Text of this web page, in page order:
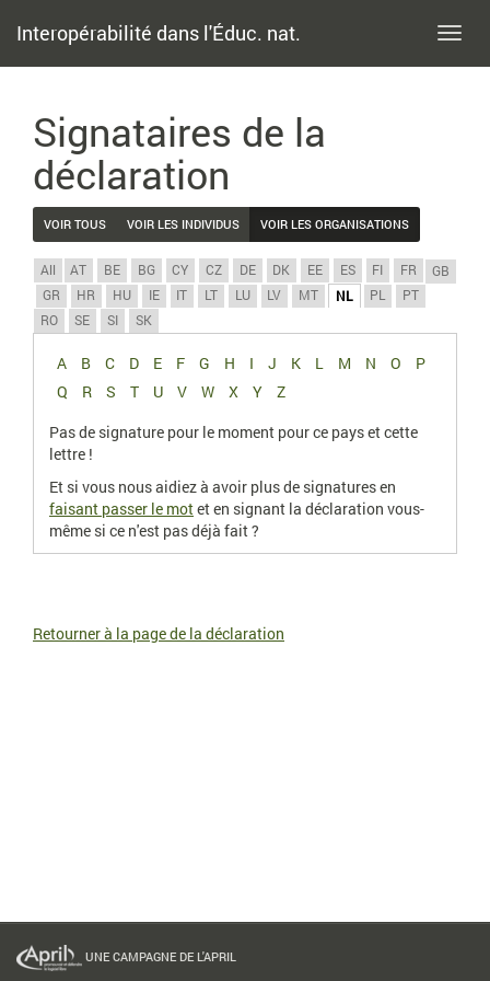
Interopérabilité dans l'Éduc. nat.
Signataires de la
déclaration
VOIR TOUS VOIR LES INDIVIDUS VOIR LES ORGANISATIONS
All AT BE BG CY CZ DE DK EE ES FI FR
GB
GR
HR HU IE IT LT LU LV MT NL PL
PT
RO
SE SI SK
A B C D E F G H I J K L M N O
P
Q
R S T U V W X Y
Z
Pas de signature pour le moment pour ce pays et cette
lettre !
Et si vous nous aidiez à avoir plus de signatures en
faisant passer le motet en signant la déclaration vous-
même si ce n'est pas déjà fait ?
Retourner à la page de la déclaration
UNE CAMPAGNE DE L'APRIL